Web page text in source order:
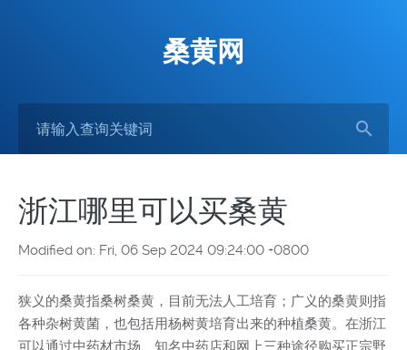
桑黄网
浙江哪里可以买桑黄
Modified on: Fri, 06 Sep 2024 09:24:00 +0800
狭义的桑黄指桑树桑黄，目前无法人工培育；广义的桑黄则指
各种杂树黄菌，也包括用杨树黄培育出来的种植桑黄。在浙江
可以通过中药材市场、知名中药店和网上三种途径购买正宗野